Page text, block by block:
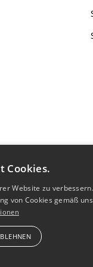
Cookies.
Website zu
von Cookies gemäß